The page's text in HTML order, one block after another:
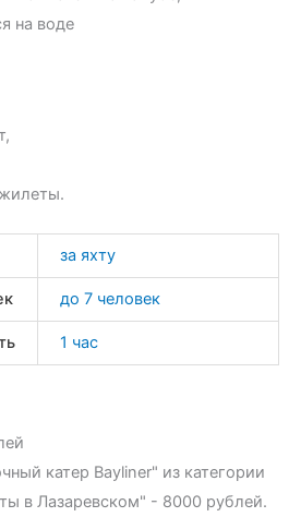
на воде
за яхту
до 7 человек
1 час
катер Bayliner" из категории
в Лазаревском" - 8000 рублей.